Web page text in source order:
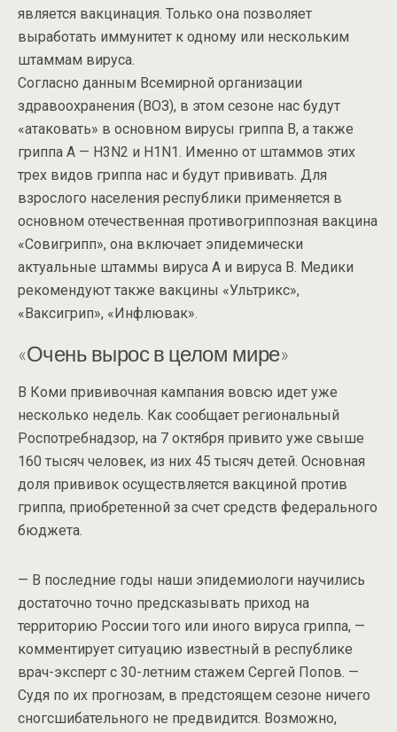
является вакцинация. Только она позволяет
выработать иммунитет к одному или нескольким
штаммам вируса.
Согласно данным Всемирной организации
здравоохранения (ВОЗ), в этом сезоне нас будут
«атаковать» в основном вирусы гриппа В, а также
гриппа А — H3N2 и H1N1. Именно от штаммов этих
трех видов гриппа нас и будут прививать. Для
взрослого населения республики применяется в
основном отечественная противогриппозная вакцина
«Совигрипп», она включает эпидемически
актуальные штаммы вируса А и вируса В. Медики
рекомендуют также вакцины «Ультрикс»,
«Ваксигрип», «Инфлювак».
«Очень вырос в целом мире»
В Коми прививочная кампания вовсю идет уже
несколько недель. Как сообщает региональный
Роспотребнадзор, на 7 октября привито уже свыше
160 тысяч человек, из них 45 тысяч детей. Основная
доля прививок осуществляется вакциной против
гриппа, приобретенной за счет средств федерального
бюджета.
— В последние годы наши эпидемиологи научились
достаточно точно предсказывать приход на
территорию России того или иного вируса гриппа, —
комментирует ситуацию известный в республике
врач-эксперт с 30-летним стажем Сергей Попов. —
Судя по их прогнозам, в предстоящем сезоне ничего
сногсшибательного не предвидится. Возможно,